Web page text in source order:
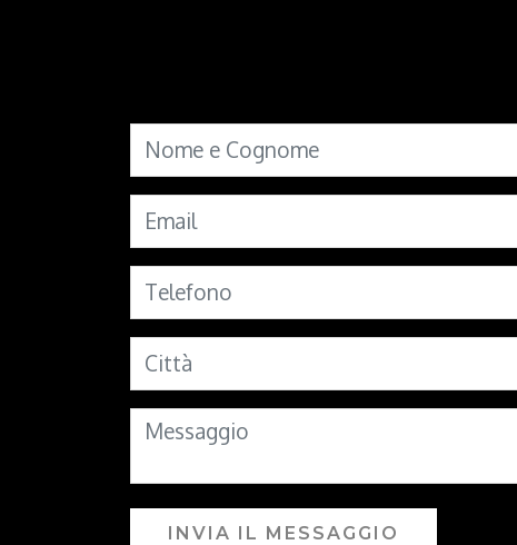
INVIA IL MESSAGGIO